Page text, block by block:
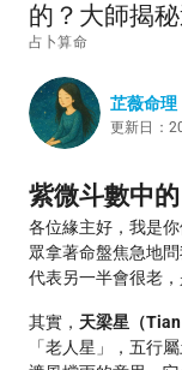
的？大師揭
占卜算命
芷薇命理
更新日：
紫微斗數中
各位緣主好，我是
眾拿著命盤焦急地
代表另一半會很老，
其實， 天梁星（Tian
「老人星」，五行